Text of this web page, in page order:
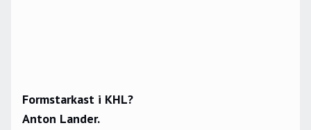
Formstarkast i KHL?
Anton Lander.